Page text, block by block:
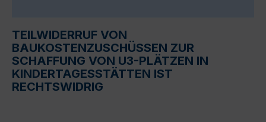
TEILWIDERRUF VON
BAUKOSTENZUSCHÜSSEN ZUR
SCHAFFUNG VON U3-PLÄTZEN IN
KINDERTAGESSTÄTTEN IST
RECHTSWIDRIG